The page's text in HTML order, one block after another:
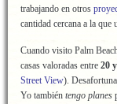
trabajando en otros
cantidad cercana a la que
Cuando visito Palm
casas valoradas entre 20
Street View).
Yo también tengo planes